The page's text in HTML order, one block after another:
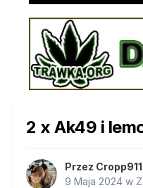
2 x Ak49 i
Przez Cropp911
9 Maja 2024 w